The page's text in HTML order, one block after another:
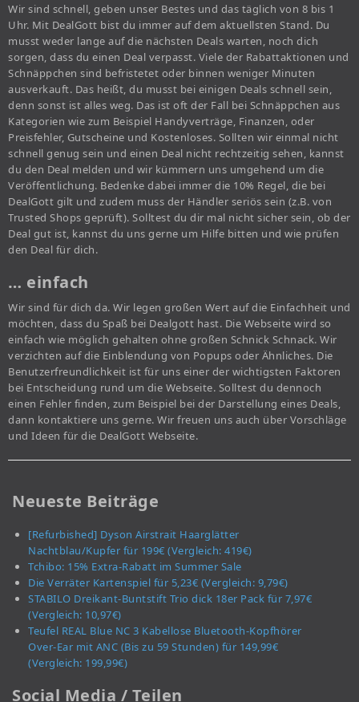
Wir sind schnell, geben unser Bestes und das täglich von 8 bis 1
Uhr. Mit DealGott bist du immer auf dem aktuellsten Stand. Du
musst weder lange auf die nächsten Deals warten, noch dich
sorgen, dass du einen Deal verpasst. Viele der Rabattaktionen und
Schnäppchen sind befristetet oder binnen weniger Minuten
ausverkauft. Das heißt, du musst bei einigen Deals schnell sein,
denn sonst ist alles weg. Das ist oft der Fall bei Schnäppchen aus
Kategorien wie zum Beispiel Handyverträge, Finanzen, oder
Preisfehler, Gutscheine und Kostenloses. Sollten wir einmal nicht
schnell genug sein und einen Deal nicht rechtzeitig sehen, kannst
du den Deal melden und wir kümmern uns umgehend um die
Veröffentlichung. Bedenke dabei immer die 10% Regel, die bei
DealGott gilt und zudem muss der Händler seriös sein (z.B. von
Trusted Shops geprüft). Solltest du dir mal nicht sicher sein, ob der
Deal gut ist, kannst du uns gerne um Hilfe bitten und wie prüfen
den Deal für dich.
… einfach
Wir sind für dich da. Wir legen großen Wert auf die Einfachheit und
möchten, dass du Spaß bei Dealgott hast. Die Webseite wird so
einfach wie möglich gehalten ohne großen Schnick Schnack. Wir
verzichten auf die Einblendung von Popups oder Ähnliches. Die
Benutzerfreundlichkeit ist für uns einer der wichtigsten Faktoren
bei Entscheidung rund um die Webseite. Solltest du dennoch
einen Fehler finden, zum Beispiel bei der Darstellung eines Deals,
dann kontaktiere uns gerne. Wir freuen uns auch über Vorschläge
und Ideen für die DealGott Webseite.
Neueste Beiträge
[Refurbished] Dyson Airstrait Haarglätter
Nachtblau/Kupfer für 199€ (Vergleich: 419€)
Tchibo: 15% Extra-Rabatt im Summer Sale
Die Verräter Kartenspiel für 5,23€ (Vergleich: 9,79€)
STABILO Dreikant-Buntstift Trio dick 18er Pack für 7,97€
(Vergleich: 10,97€)
Teufel REAL Blue NC 3 Kabellose Bluetooth-Kopfhörer
Over-Ear mit ANC (Bis zu 59 Stunden) für 149,99€
(Vergleich: 199,99€)
Social Media / Teilen